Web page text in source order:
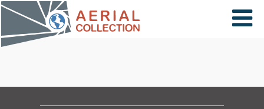
×